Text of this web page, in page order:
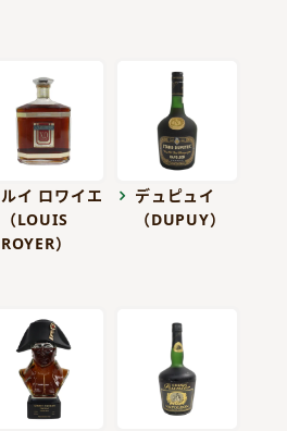
ルイ ロワイエ
（LOUIS
ROYER）
デュピュイ
（DUPUY）